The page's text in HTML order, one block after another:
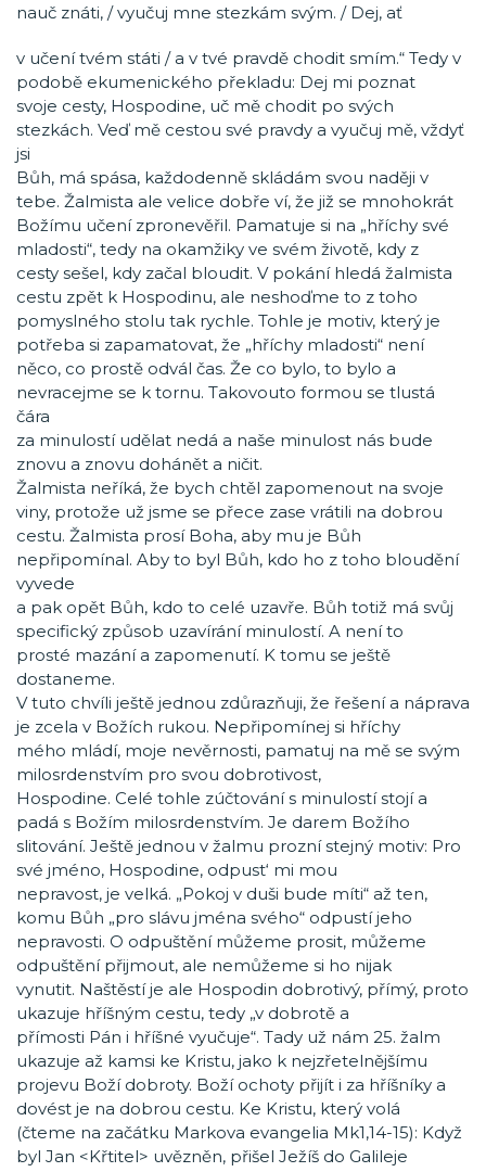
nauč znáti, / vyučuj mne stezkám svým. / Dej, ať
v učení tvém státi / a v tvé pravdě chodit smím.“ Tedy v
podobě ekumenického překladu: Dej mi poznat
svoje cesty, Hospodine, uč mě chodit po svých
stezkách. Veď mě cestou své pravdy a vyučuj mě, vždyť
jsi
Bůh, má spása, každodenně skládám svou naději v
tebe. Žalmista ale velice dobře ví, že již se mnohokrát
Božímu učení zpronevěřil. Pamatuje si na „hříchy své
mladosti“, tedy na okamžiky ve svém životě, kdy z
cesty sešel, kdy začal bloudit. V pokání hledá žalmista
cestu zpět k Hospodinu, ale neshoďme to z toho
pomyslného stolu tak rychle. Tohle je motiv, který je
potřeba si zapamatovat, že „hříchy mladosti“ není
něco, co prostě odvál čas. Že co bylo, to bylo a
nevracejme se k tornu. Takovouto formou se tlustá
čára
za minulostí udělat nedá a naše minulost nás bude
znovu a znovu dohánět a ničit.
Žalmista neříká, že bych chtěl zapomenout na svoje
viny, protože už jsme se přece zase vrátili na dobrou
cestu. Žalmista prosí Boha, aby mu je Bůh
nepřipomínal. Aby to byl Bůh, kdo ho z toho bloudění
vyvede
a pak opět Bůh, kdo to celé uzavře. Bůh totiž má svůj
specifický způsob uzavírání minulostí. A není to
prosté mazání a zapomenutí. K tomu se ještě
dostaneme.
V tuto chvíli ještě jednou zdůrazňuji, že řešení a náprava
je zcela v Božích rukou. Nepřipomínej si hříchy
mého mládí, moje nevěrnosti, pamatuj na mě se svým
milosrdenstvím pro svou dobrotivost,
Hospodine. Celé tohle zúčtování s minulostí stojí a
padá s Božím milosrdenstvím. Je darem Božího
slitování. Ještě jednou v žalmu prozní stejný motiv: Pro
své jméno, Hospodine, odpust‘ mi mou
nepravost, je velká. „Pokoj v duši bude míti“ až ten,
komu Bůh „pro slávu jména svého“ odpustí jeho
nepravosti. O odpuštění můžeme prosit, můžeme
odpuštění přijmout, ale nemůžeme si ho nijak
vynutit. Naštěstí je ale Hospodin dobrotivý, přímý, proto
ukazuje hříšným cestu, tedy „v dobrotě a
přímosti Pán i hříšné vyučuje“. Tady už nám 25. žalm
ukazuje až kamsi ke Kristu, jako k nejzřetelnějšímu
projevu Boží dobroty. Boží ochoty přijít i za hříšníky a
dovést je na dobrou cestu. Ke Kristu, který volá
(čteme na začátku Markova evangelia Mk1,14-15): Když
byl Jan <Křtitel> uvězněn, přišel Ježíš do Galileje